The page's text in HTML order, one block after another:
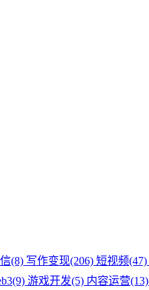
(8) 写作变现(206) 短视频(47)
游戏开发(5) 内容运营(13)